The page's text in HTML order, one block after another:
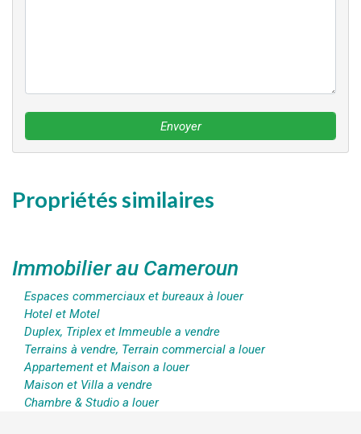
Envoyer
Propriétés similaires
Immobilier au Cameroun
Espaces commerciaux et bureaux à louer
Hotel et Motel
Duplex, Triplex et Immeuble a vendre
Terrains à vendre, Terrain commercial a louer
Appartement et Maison a louer
Maison et Villa a vendre
Chambre & Studio a louer